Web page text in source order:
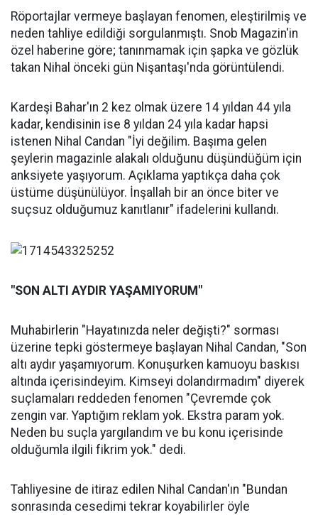
Röportajlar vermeye başlayan fenomen, eleştirilmiş ve
neden tahliye edildiği sorgulanmıştı. Snob Magazin'in
özel haberine göre; tanınmamak için şapka ve gözlük
takan Nihal önceki gün Nişantaşı'nda görüntülendi.
Kardeşi Bahar'ın 2 kez olmak üzere 14 yıldan 44 yıla
kadar, kendisinin ise 8 yıldan 24 yıla kadar hapsi
istenen Nihal Candan "İyi değilim. Başıma gelen
şeylerin magazinle alakalı olduğunu düşündüğüm için
anksiyete yaşıyorum. Açıklama yaptıkça daha çok
üstüme düşünülüyor. İnşallah bir an önce biter ve
suçsuz olduğumuz kanıtlanır" ifadelerini kullandı.
"SON ALTI AYDIR YAŞAMIYORUM"
Muhabirlerin "Hayatınızda neler değişti?" sorması
üzerine tepki göstermeye başlayan Nihal Candan, "Son
altı aydır yaşamıyorum. Konuşurken kamuoyu baskısı
altında içerisindeyim. Kimseyi dolandırmadım" diyerek
suçlamaları reddeden fenomen "Çevremde çok
zengin var. Yaptığım reklam yok. Ekstra param yok.
Neden bu suçla yargılandım ve bu konu içerisinde
olduğumla ilgili fikrim yok." dedi.
Tahliyesine de itiraz edilen Nihal Candan'ın "Bundan
sonrasında cesedimi tekrar koyabilirler öyle